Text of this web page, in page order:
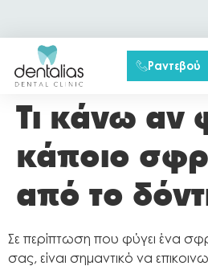
Ραντεβού
Τι κάνω αν
κάποιο
από το
Σε περίπτωση που φύγει ένα
σας, είναι σημαντικό να